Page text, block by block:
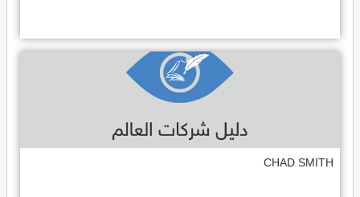
CHAD SMITH